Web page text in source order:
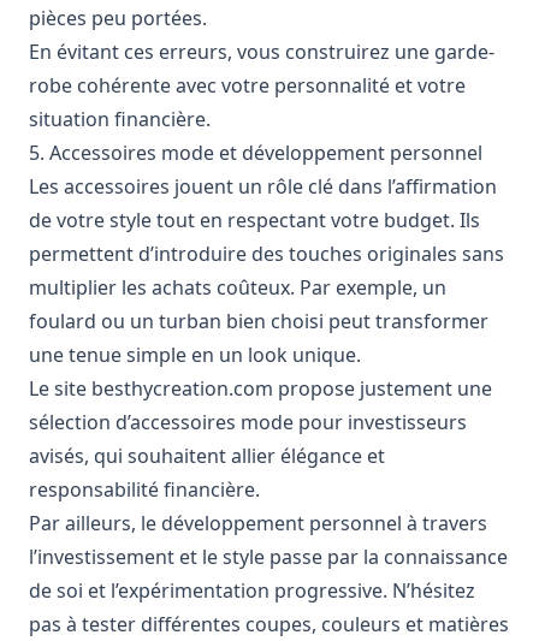
pièces peu portées.
En évitant ces erreurs, vous construirez une garde-
robe cohérente avec votre personnalité et votre
situation financière.
5. Accessoires mode et développement personnel
Les accessoires jouent un rôle clé dans l’affirmation
de votre style tout en respectant votre budget. Ils
permettent d’introduire des touches originales sans
multiplier les achats coûteux. Par exemple, un
foulard ou un turban bien choisi peut transformer
une tenue simple en un look unique.
Le site besthycreation.com propose justement une
sélection d’accessoires mode pour investisseurs
avisés, qui souhaitent allier élégance et
responsabilité financière.
Par ailleurs, le développement personnel à travers
l’investissement et le style passe par la connaissance
de soi et l’expérimentation progressive. N’hésitez
pas à tester différentes coupes, couleurs et matières